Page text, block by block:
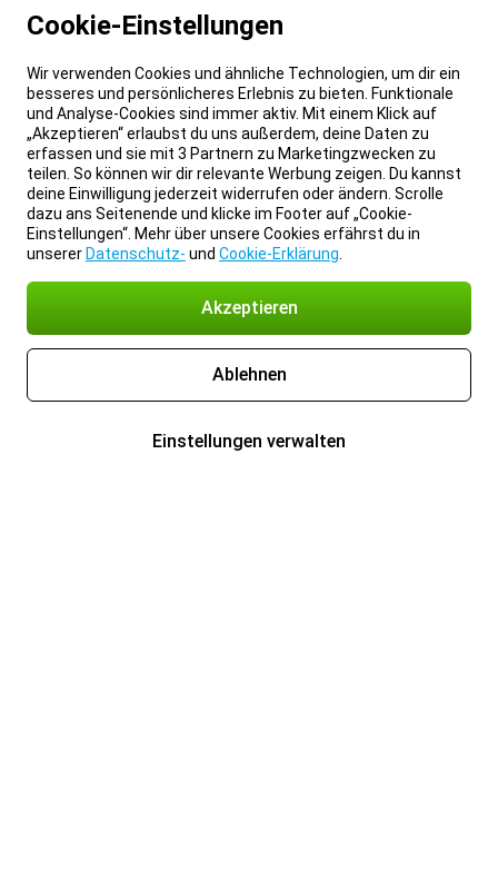
Cookie-Einstellungen
Wir verwenden Cookies und ähnliche Technologien, um dir ein
besseres und persönlicheres Erlebnis zu bieten. Funktionale
und Analyse-Cookies sind immer aktiv. Mit einem Klick auf
„Akzeptieren“ erlaubst du uns außerdem, deine Daten zu
erfassen und sie mit 3 Partnern zu Marketingzwecken zu
teilen. So können wir dir relevante Werbung zeigen. Du kannst
deine Einwilligung jederzeit widerrufen oder ändern. Scrolle
dazu ans Seitenende und klicke im Footer auf „Cookie-
Einstellungen“. Mehr über unsere Cookies erfährst du in
unserer Datenschutz- und Cookie-Erklärung
Akzeptieren
Ablehnen
Einstellungen verwalten